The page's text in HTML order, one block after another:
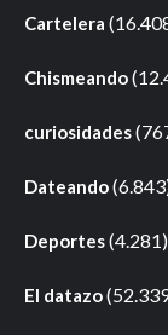
Cartelera
Chismeando
curiosidades
Dateando
Deportes(4.281)
El datazo